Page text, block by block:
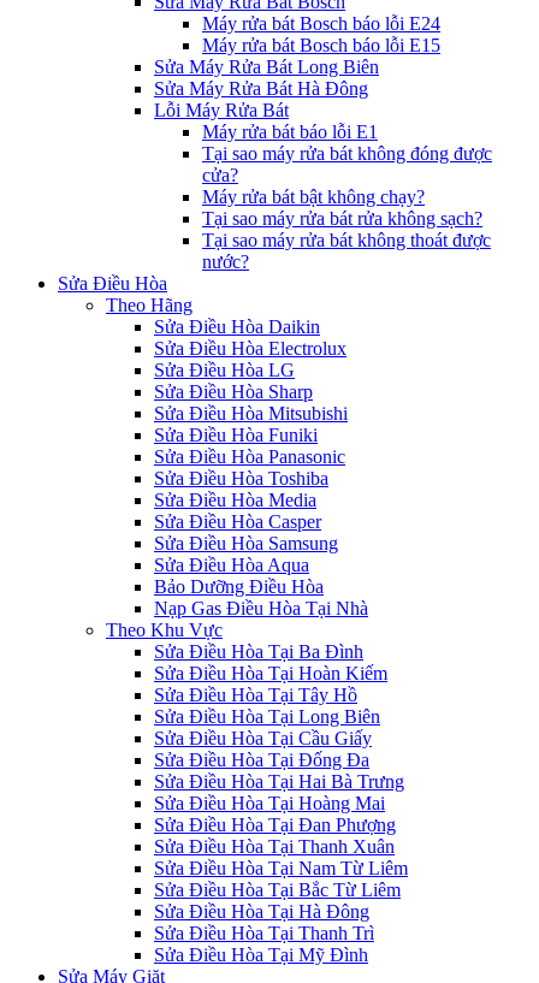
Máy rửa bát Bosch báo lỗi E24
Máy rửa bát Bosch báo lỗi E15
Sửa Máy Rửa Bát Long Biên
Sửa Máy Rửa Bát Hà Đông
Lỗi Máy Rửa Bát
Máy rửa bát báo lỗi E1
Tại sao máy rửa bát không đóng được
cửa?
Máy rửa bát bật không chạy?
Tại sao máy rửa bát rửa không sạch?
Tại sao máy rửa bát không thoát được
nước?
Sửa Điều Hòa
Theo Hãng
Sửa Điều Hòa Daikin
Sửa Điều Hòa Electrolux
Sửa Điều Hòa LG
Sửa Điều Hòa Sharp
Sửa Điều Hòa Mitsubishi
Sửa Điều Hòa Funiki
Sửa Điều Hòa Panasonic
Sửa Điều Hòa Toshiba
Sửa Điều Hòa Media
Sửa Điều Hòa Casper
Sửa Điều Hòa Samsung
Sửa Điều Hòa Aqua
Bảo Dưỡng Điều Hòa
Nạp Gas Điều Hòa Tại Nhà
Theo Khu Vực
Sửa Điều Hòa Tại Ba Đình
Sửa Điều Hòa Tại Hoàn Kiếm
Sửa Điều Hòa Tại Tây Hồ
Sửa Điều Hòa Tại Long Biên
Sửa Điều Hòa Tại Cầu Giấy
Sửa Điều Hòa Tại Đống Đa
Sửa Điều Hòa Tại Hai Bà Trưng
Sửa Điều Hòa Tại Hoàng Mai
Sửa Điều Hòa Tại Đan Phượng
Sửa Điều Hòa Tại Thanh Xuân
Sửa Điều Hòa Tại Nam Từ Liêm
Sửa Điều Hòa Tại Bắc Từ Liêm
Sửa Điều Hòa Tại Hà Đông
Sửa Điều Hòa Tại Thanh Trì
Sửa Điều Hòa Tại Mỹ Đình
Sửa Máy Giặt